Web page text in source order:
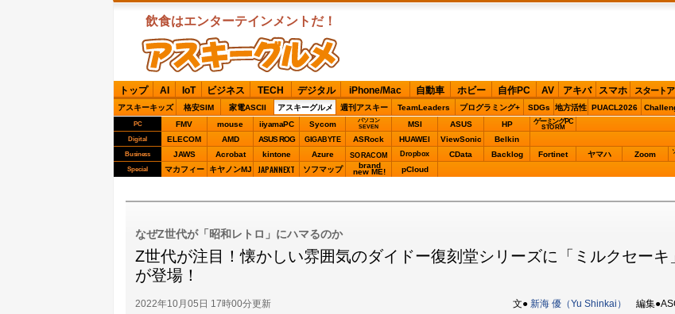
飲食はエンターテインメントだ！
ASCIIグルメ
トップ AI IoT ビジネス TECH デジタル iPhone/Mac 自動車 ホビー 自作PC AV アキバ スマホ スタート
アスキーキッズ 格安SIM 家電ASCII アスキーグルメ 週刊アスキー TeamLeaders プログラミング+ SDGs 地方活性 PUACL2026
PC FMV mouse iiyamaPC Sycom
パソコン
SEVEN
MSI ASUS HP ゲーミングPC
STORM
Digital ELECOM AMD ASUS ROG GIGABYTE ASRock HUAWEI ViewSonic Belkin
Business JAWS Acrobat kintone Azure SORACOM Dropbox CData Backlog Fortinet ヤマハ Zoom
Special マカフィー キヤノンMJ JAPANNEXT ソフマップ brand
new ME! pCloud
なぜZ世代が「昭和レトロ」にハマるのか
Z世代が注目！懐かしい雰囲気のダイドー復刻堂シリーズに「ミルクセーキ
が登場！
2022年10月05日 17時00分更新 文● 新海 優（Yu Shinkai） 編集